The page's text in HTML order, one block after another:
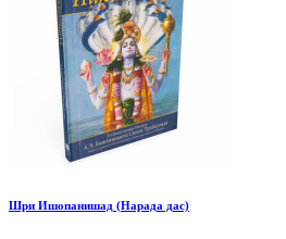
Шри Ишопанишад (Нарада дас)